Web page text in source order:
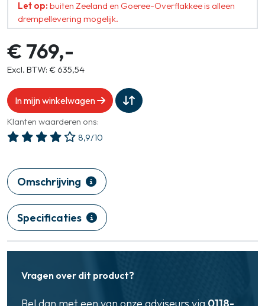
Let op: buiten Zeeland en Goeree-Overflakkee is alleen
drempellevering mogelijk.
€ 769,-
Excl. BTW: € 635,54
In mijn winkelwagen
Klanten waarderen ons:
8,9/10
Omschrijving
Specificaties
Vragen over dit product?